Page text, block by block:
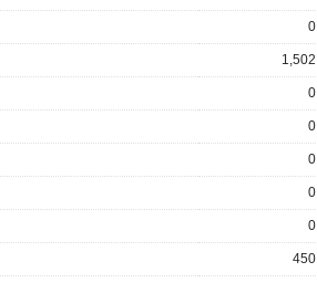
0
1,502
0
0
0
0
0
450